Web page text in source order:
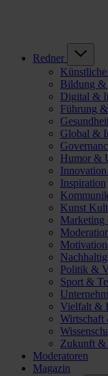
Redner
Bildung &
Digital &
Führung
Global &
Humor &
Inspiration
Kunst
Marketing
Motivation
Politik &
Sport &
Vielfalt &
Wirtschaft
Zukunft &
Moderatoren
Magazin